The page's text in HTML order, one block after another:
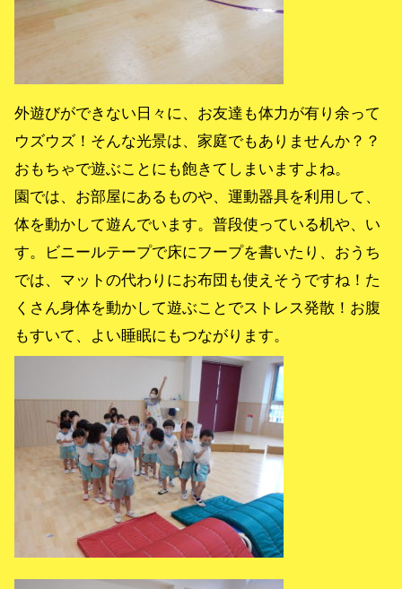
外遊びができない日々に、お友達も体力が有り余って
ウズウズ！そんな光景は、家庭でもありませんか？？
おもちゃで遊ぶことにも飽きてしまいますよね。
園では、お部屋にあるものや、運動器具を利用して、
体を動かして遊んでいます。普段使っている机や、い
す。ビニールテープで床にフープを書いたり、おうち
では、マットの代わりにお布団も使えそうですね！た
くさん身体を動かして遊ぶことでストレス発散！お腹
もすいて、よい睡眠にもつながります。